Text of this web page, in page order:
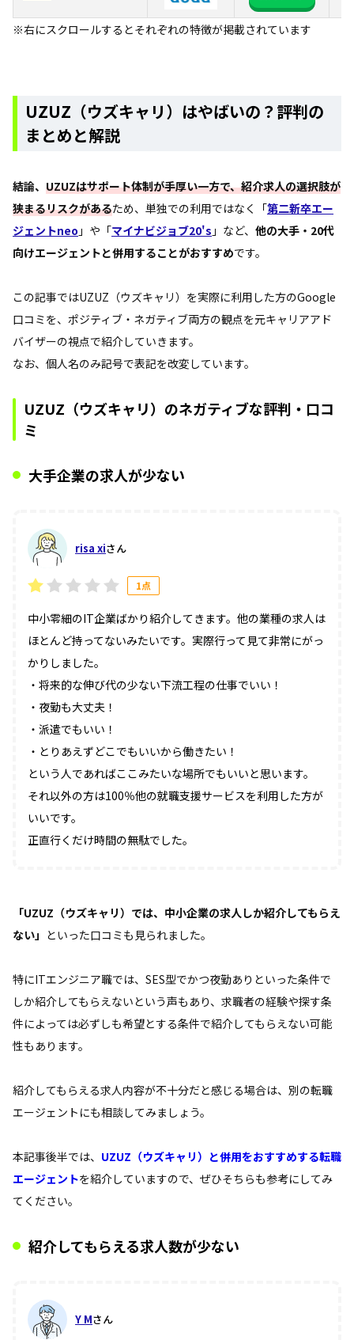
※右にスクロールするとそれぞれの特徴が掲載されています
UZUZ（ウズキャリ）はやばいの？評判の
まとめと解説
結論、 UZUZはサポート体制が手厚い一方で、紹介求人の選択肢が
狭まるリスクがあるため、単独での利用ではなく「第二新卒エー
ジェントneo 」や「マイナビジョブ20's 」など、 他の大手・20代
向けエージェントと併用することがおすすめです。
この記事ではUZUZ（ウズキャリ）を実際に利用した方のGoogle
口コミを、ポジティブ・ネガティブ両方の観点を元キャリアアド
バイザーの視点で紹介していきます。
なお、個人名のみ記号で表記を改変しています。
UZUZ（ウズキャリ）のネガティブな評判・口コ
ミ
大手企業の求人が少ない
risa xiさん
1点
中小零細のIT企業ばかり紹介してきます。他の業種の求人は
ほとんど持ってないみたいです。実際行って見て非常にがっ
かりしました。
・将来的な伸び代の少ない下流工程の仕事でいい！
・夜勤も大丈夫！
・派遣でもいい！
・とりあえずどこでもいいから働きたい！
という人であればここみたいな場所でもいいと思います。
それ以外の方は100％他の就職支援サービスを利用した方が
いいです。
正直行くだけ時間の無駄でした。
「UZUZ（ウズキャリ）では、中小企業の求人しか紹介してもらえ
ない」 といった口コミも見られました。
特にITエンジニア職では、SES型でかつ夜勤ありといった条件で
しか紹介してもらえないという声もあり、求職者の経験や探す条
件によっては必ずしも希望とする条件で紹介してもらえない可能
性もあります。
紹介してもらえる求人内容が不十分だと感じる場合は、別の転職
エージェントにも相談してみましょう。
本記事後半では、 UZUZ（ウズキャリ）と併用をおすすめする転職
エージェントを紹介していますので、ぜひそちらも参考にしてみ
てください。
紹介してもらえる求人数が少ない
Y Mさん